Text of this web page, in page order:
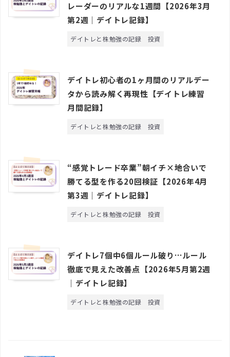
レーダーのリアルな1週間【2026年3月
第2週｜デイトレ記録】
デイトレと株勉強の記録 投資
デイトレ初心者の1ヶ月間のリアルデー
タから読み解く再現性【デイトレ練習
月間記録】
デイトレと株勉強の記録 投資
“感覚トレード卒業”朝イチ×地合いで
勝てる型を作る20回検証【2026年4月
第3週｜デイトレ記録】
デイトレと株勉強の記録 投資
デイトレ7個中6個ルール破り…ルール
徹底で見えた改善点【2026年5月第2週
｜デイトレ記録】
デイトレと株勉強の記録 投資